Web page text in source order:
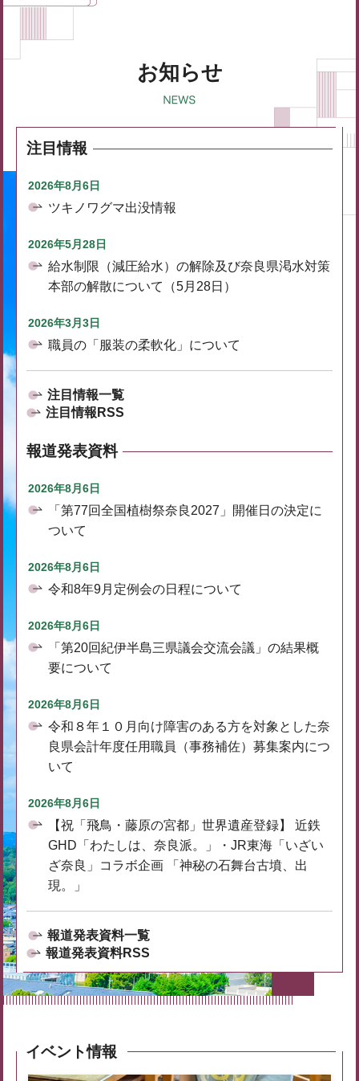
お知らせ
注目情報
2026年8月6日
ツキノワグマ出没情報
2026年5月28日
給水制限（減圧給水）の解除及び奈良県渇水対策
本部の解散について（5月28日）
2026年3月3日
職員の「服装の柔軟化」について
注目情報一覧
注目情報RSS
報道発表資料
2026年8月6日
「第77回全国植樹祭奈良2027」開催日の決定に
ついて
2026年8月6日
令和8年9月定例会の日程について
2026年8月6日
「第20回紀伊半島三県議会交流会議」の結果概
要について
2026年8月6日
令和８年１０月向け障害のある方を対象とした奈
良県会計年度任用職員（事務補佐）募集案内につ
いて
2026年8月6日
【祝「飛鳥・藤原の宮都」世界遺産登録】 近鉄
GHD「わたしは、奈良派。」・JR東海「いざい
ざ奈良」コラボ企画 「神秘の石舞台古墳、出
現。」
報道発表資料一覧
報道発表資料RSS
イベント情報